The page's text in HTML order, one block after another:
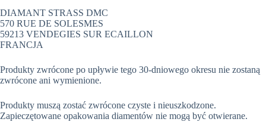
DIAMANT STRASS DMC
570 RUE DE SOLESMES
59213 VENDEGIES SUR ECAILLON
FRANCJA
Produkty zwrócone po upływie tego 30-dniowego okresu nie zostaną
zwrócone ani wymienione.
Produkty muszą zostać zwrócone czyste i nieuszkodzone.
Zapieczętowane opakowania diamentów nie mogą być otwierane.